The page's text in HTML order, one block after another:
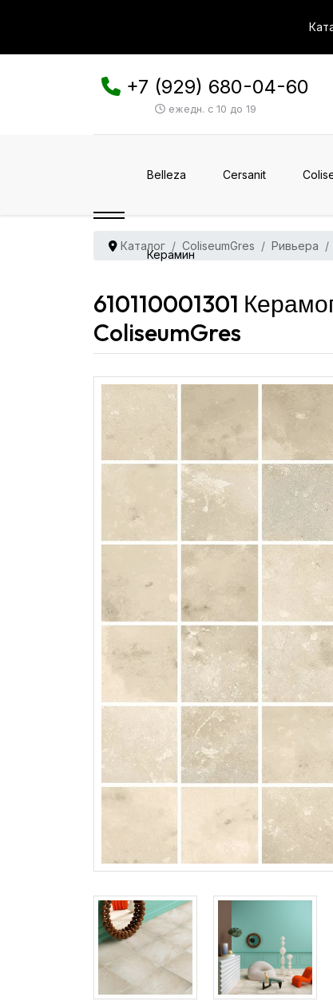
+7 (929) 680-04-60
ежедн. с 10 до 19
Belleza Cersanit
Керамин
Каталог ColiseumGres Ривьера
610110001301
ColiseumGres